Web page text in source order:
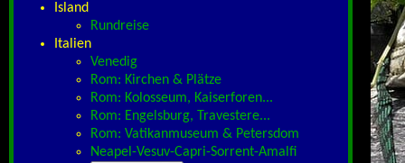
Island
Rundreise
Italien
Venedig
Rom: Kirchen & Plätze
Rom: Kolosseum, Kaiserforen...
Rom: Engelsburg, Travestere...
Rom: Vatikanmuseum & Petersdom
Neapel-Vesuv-Capri-Sorrent-Amalfi